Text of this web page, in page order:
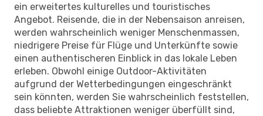
ein erweitertes kulturelles und touristisches
Angebot. Reisende, die in der Nebensaison anreisen,
werden wahrscheinlich weniger Menschenmassen,
niedrigere Preise für Flüge und Unterkünfte sowie
einen authentischeren Einblick in das lokale Leben
erleben. Obwohl einige Outdoor-Aktivitäten
aufgrund der Wetterbedingungen eingeschränkt
sein könnten, werden Sie wahrscheinlich feststellen,
dass beliebte Attraktionen weniger überfüllt sind,